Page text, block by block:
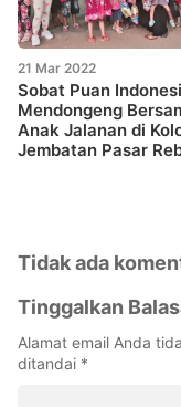
21 Mar 2022
Sobat Puan
Mendongeng
Anak Jalanan di
Jembatan Pasar
Tidak ada
Tinggalkan
Alamat email Anda
ditandai *